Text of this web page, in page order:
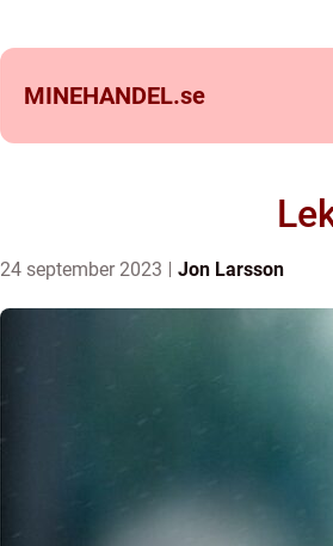
MINEHANDEL.se
24 september 2023 Jon Larsson